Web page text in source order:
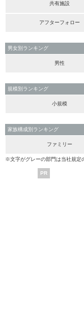
共有施設
アフターフォロー
男女別ランキング
男性
規模別ランキング
小規模
家族構成別ランキング
ファミリー
※文字がグレーの部門は当社規定
PR